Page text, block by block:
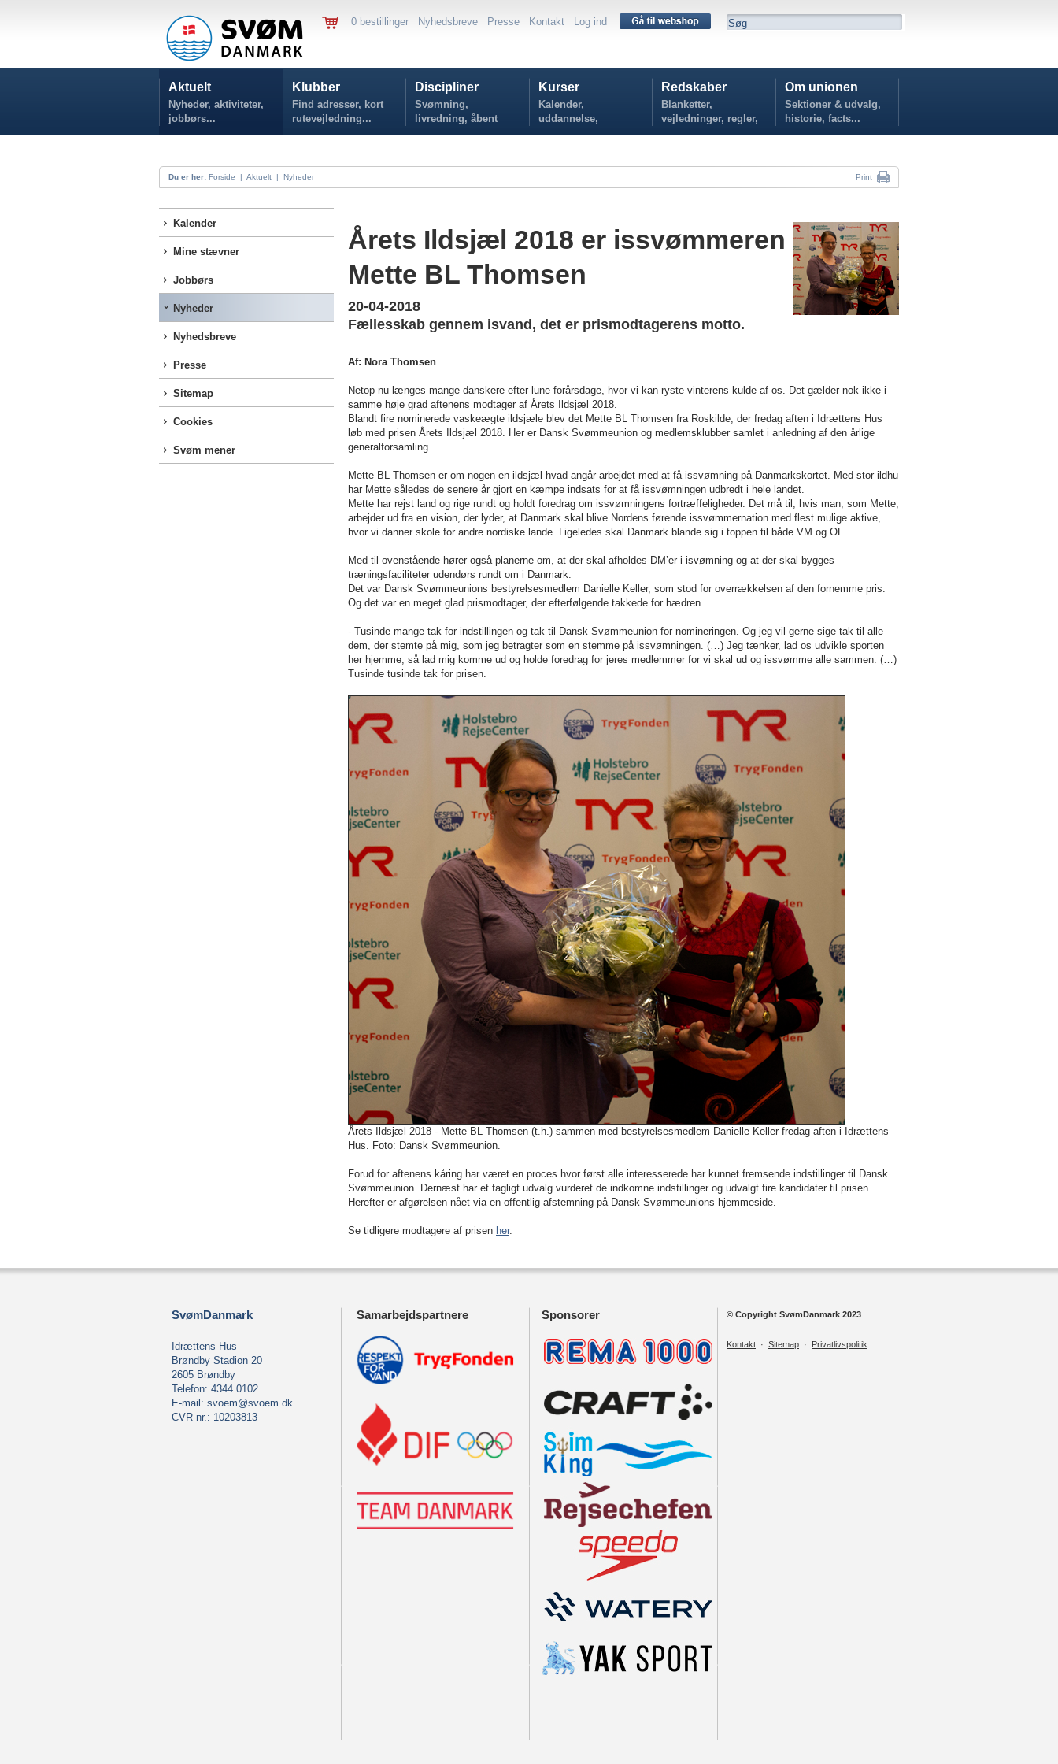
0 bestillinger Nyhedsbreve Presse Kontakt Log ind
Aktuelt
Nyheder, aktiviteter,
jobbørs...
Klubber
Find adresser, kort
rutevejledning...
Discipliner
Svømning,
livredning, åbent
vand...
Kurser
Kalender,
uddannelse,
tilmelding...
Redskaber
Blanketter,
vejledninger, regler,
politikker...
Om unionen
Sektioner & udvalg,
historie, facts...
Du er her: Forside | Aktuelt | Nyheder Print
Kalender
Mine stævner
Jobbørs
Nyheder
Nyhedsbreve
Presse
Sitemap
Cookies
Svøm mener
Årets Ildsjæl 2018 er issvømmeren
Mette BL Thomsen
20-04-2018
Fællesskab gennem isvand, det er prismodtagerens motto.
Af: Nora Thomsen
Netop nu længes mange danskere efter lune forårsdage, hvor vi kan ryste vinterens kulde af os. Det gælder nok ikke i
samme høje grad aftenens modtager af Årets Ildsjæl 2018.
Blandt fire nominerede vaskeægte ildsjæle blev det Mette BL Thomsen fra Roskilde, der fredag aften i Idrættens Hus
løb med prisen Årets Ildsjæl 2018. Her er Dansk Svømmeunion og medlemsklubber samlet i anledning af den årlige
generalforsamling.
Mette BL Thomsen er om nogen en ildsjæl hvad angår arbejdet med at få issvømning på Danmarkskortet. Med stor ildhu
har Mette således de senere år gjort en kæmpe indsats for at få issvømningen udbredt i hele landet.
Mette har rejst land og rige rundt og holdt foredrag om issvømningens fortræffeligheder. Det må til, hvis man, som Mette,
arbejder ud fra en vision, der lyder, at Danmark skal blive Nordens førende issvømmernation med flest mulige aktive,
hvor vi danner skole for andre nordiske lande. Ligeledes skal Danmark blande sig i toppen til både VM og OL.
Med til ovenstående hører også planerne om, at der skal afholdes DM’er i isvømning og at der skal bygges
træningsfaciliteter udendørs rundt om i Danmark.
Det var Dansk Svømmeunions bestyrelsesmedlem Danielle Keller, som stod for overrækkelsen af den fornemme pris.
Og det var en meget glad prismodtager, der efterfølgende takkede for hædren.
- Tusinde mange tak for indstillingen og tak til Dansk Svømmeunion for nomineringen. Og jeg vil gerne sige tak til alle
dem, der stemte på mig, som jeg betragter som en stemme på issvømningen. (…) Jeg tænker, lad os udvikle sporten
her hjemme, så lad mig komme ud og holde foredrag for jeres medlemmer for vi skal ud og issvømme alle sammen. (…)
Tusinde tusinde tak for prisen.
Årets Ildsjæl 2018 - Mette BL Thomsen (t.h.) sammen med bestyrelsesmedlem Danielle Keller fredag aften i Idrættens
Hus. Foto: Dansk Svømmeunion.
Forud for aftenens kåring har været en proces hvor først alle interesserede har kunnet fremsende indstillinger til Dansk
Svømmeunion. Dernæst har et fagligt udvalg vurderet de indkomne indstillinger og udvalgt fire kandidater til prisen.
Herefter er afgørelsen nået via en offentlig afstemning på Dansk Svømmeunions hjemmeside.
Se tidligere modtagere af prisen her.
SvømDanmark
Idrættens Hus
Brøndby Stadion 20
2605 Brøndby
Telefon: 4344 0102
E-mail: svoem@svoem.dk
CVR-nr.: 10203813
Samarbejdspartnere Sponsorer © Copyright SvømDanmark 2023
Kontakt · Sitemap · Privatlivspolitik